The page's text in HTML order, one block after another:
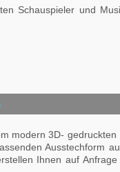
Schauspieler und
modern 3D- gedruckten
Ausstechform
Ihnen auf